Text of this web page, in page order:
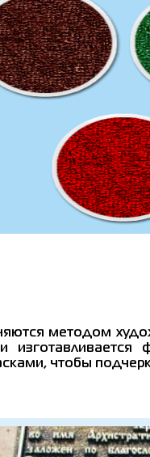
методом
чтобы